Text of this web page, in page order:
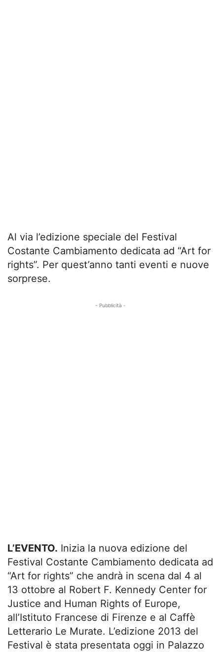
Al via l’edizione speciale del Festival
Costante Cambiamento dedicata ad “Art for
rights”. Per quest’anno tanti eventi e nuove
sorprese.
- Pubblicità -
L’EVENTO. Inizia la nuova edizione del
Festival Costante Cambiamento dedicata ad
“Art for rights” che andrà in scena dal 4 al
13 ottobre al Robert F. Kennedy Center for
Justice and Human Rights of Europe,
all’Istituto Francese di Firenze e al Caffè
Letterario Le Murate. L’edizione 2013 del
Festival è stata presentata oggi in Palazzo